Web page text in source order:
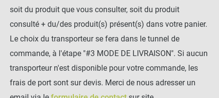
soit du produit que vous consulter, soit du produit
consulté + du/des produit(s) présent(s) dans votre panier.
Le choix du transporteur se fera dans le tunnel de
commande, à l'étape "#3 MODE DE LIVRAISON". Si aucun
transporteur n'est disponible pour votre commande, les
frais de port sont sur devis. Merci de nous adresser un